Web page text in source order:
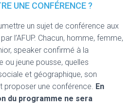
UNE CONFÉRENCE ?
un sujet de conférence aux
l’AFUP. Chacun, homme, femme,
speaker confirmé à la
ou jeune pousse, quelles
et géographique, son
proposer une conférence. En
du programme ne sera